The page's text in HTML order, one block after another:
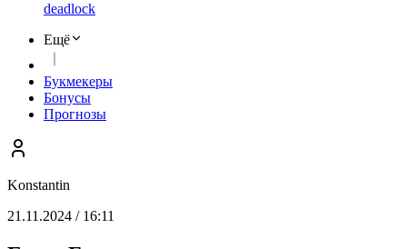
deadlock
Ещё
Букмекеры
Бонусы
Прогнозы
Konstantin
21.11.2024 / 16:11